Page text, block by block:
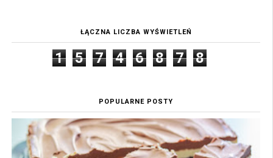
ŁĄCZNA LICZBA WYŚWIETLEŃ
1 5 7 4 6 8 7 8
POPULARNE POSTY